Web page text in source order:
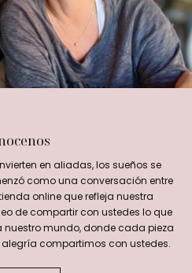
en aliadas, los sueños se
como una conversación entre
online que refleja nuestra
de compartir con ustedes lo que
mundo, donde cada pieza
compartimos con ustedes.